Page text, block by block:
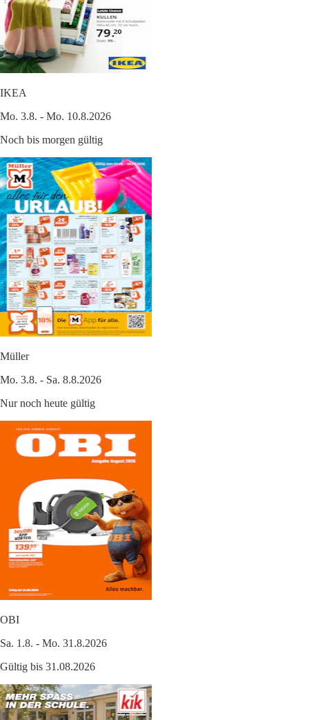
IKEA
Mo. 3.8. - Mo. 10.8.2026
Noch bis morgen gültig
Müller
Mo. 3.8. - Sa. 8.8.2026
Nur noch heute gültig
OBI
Sa. 1.8. - Mo. 31.8.2026
Gültig bis 31.08.2026